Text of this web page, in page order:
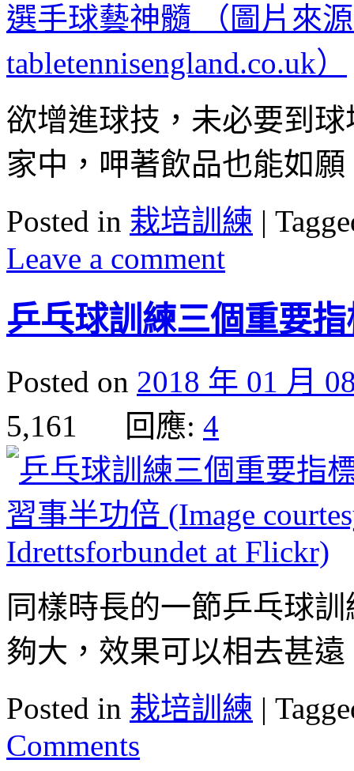
欲增進球技，未必要到
家中，呷著飲品也能如
Posted in 栽培訓練 |
Leave a comment
乒乓球訓練三個重要
Posted on 2018 年 01 月
5,161 回應: 4
同樣時長的一節乒乓球
夠大，效果可以相去甚
Posted in 栽培訓練 |
Comments